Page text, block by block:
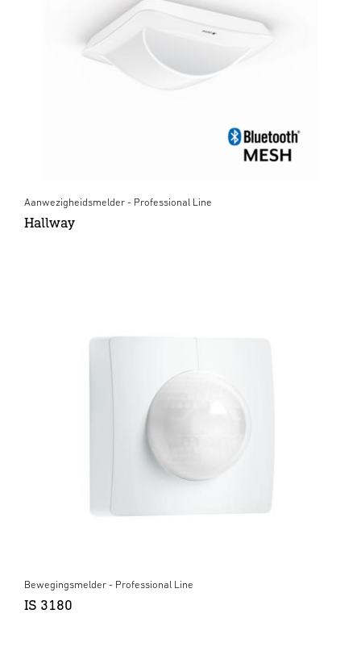
Aanwezigheidsmelder - Professional Line
Hallway
Bewegingsmelder - Professional Line
IS 3180